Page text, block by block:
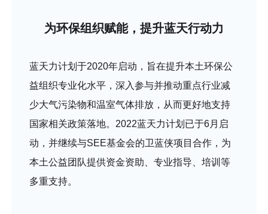
为环保组织赋能，提升蓝天行动力
蓝天力计划于2020年启动，旨在提升本土环保公
益组织专业化水平，深入参与并推动重点行业减
少大气污染物和温室气体排放，从而更好地支持
国家相关政策落地。2022蓝天力计划已于6月启
动，并继续与SEE基金会的卫蓝侠项目合作，为
本土公益团队提供资金资助、专业指导、培训等
多重支持。